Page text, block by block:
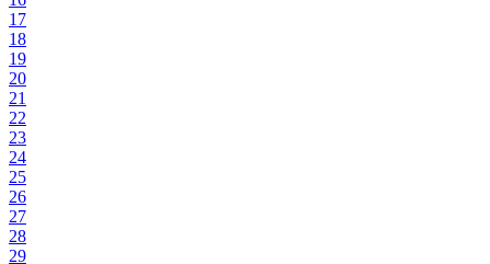
17
18
19
20
21
22
23
24
25
26
27
28
29